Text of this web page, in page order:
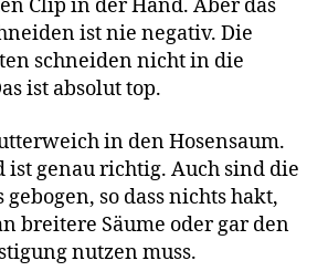
Clip in der Hand. Aber das
ist nie negativ. Die
schneiden nicht in die
ist absolut top.
in den Hosensaum.
ist genau richtig. Auch sind die
gebogen, so dass nichts hakt,
breitere Säume oder gar den
nutzen muss.